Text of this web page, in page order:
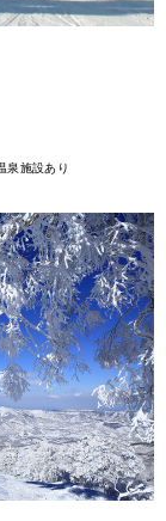
泉施設あり